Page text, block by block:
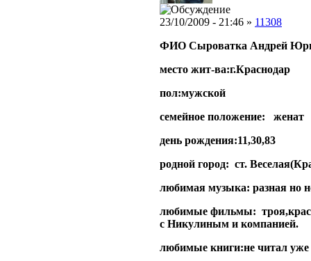
23/10/2009 - 21:46 » 11308
ФИО Сыроватка Андрей
место жит-ва:г.Краснодар
пол:мужской
семейное положение: женат
день рождения:11,30,83
родной город: ст.
любимая музыка: разная но
любимые фильмы:
с Никулиным и компанией.
любимые книги:не читал уже